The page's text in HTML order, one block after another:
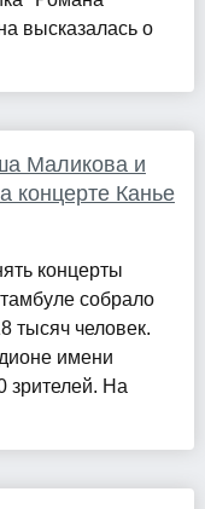
высказалась о
Маликова и
концерте Канье
концерты
собрало
тысяч человек.
имени
зрителей. На